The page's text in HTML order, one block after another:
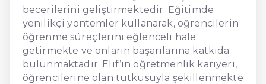
becerilerini geliştirmektedir. Eğitimde
yenilikçi yöntemler kullanarak, öğrencilerin
öğrenme süreçlerini eğlenceli hale
getirmekte ve onların başarılarına katkıda
bulunmaktadır. Elif’in öğretmenlik kariyeri,
öğrencilerine olan tutkusuyla şekillenmekte